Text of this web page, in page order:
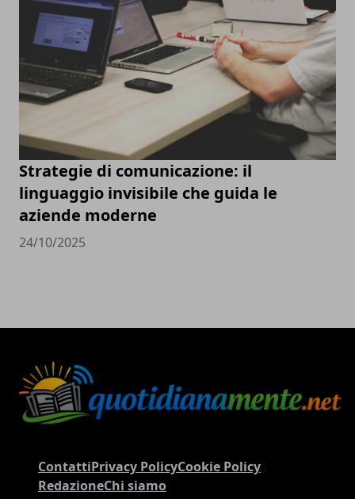
Strategie di comunicazione: il
linguaggio invisibile che guida le
aziende moderne
24/10/2025
ContattiPrivacy PolicyCookie Policy
RedazioneChi siamo